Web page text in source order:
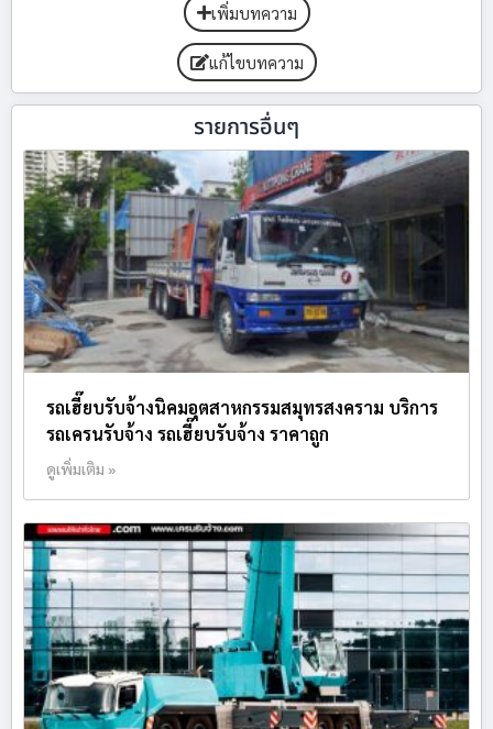
เพิ่มบทความ
แก้ไขบทความ
รายการอื่นๆ
รถเฮี๊ยบรับจ้างนิคมอุตสาหกรรมสมุทรสงคราม บริการ
รถเครนรับจ้าง รถเฮี๊ยบรับจ้าง ราคาถูก
ดูเพิ่มเติม »